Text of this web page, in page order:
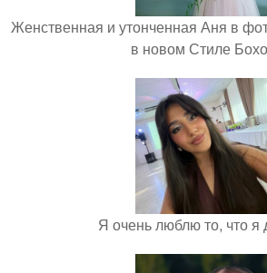
Женственная и утонченная Аня в
в новом Стиле
Я очень люблю то, что я